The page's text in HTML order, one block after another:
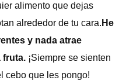
alimento que dejas
alrededor de tu cara. He
y nada atrae
fruta. ¡Siempre se sienten
cebo que les pongo!